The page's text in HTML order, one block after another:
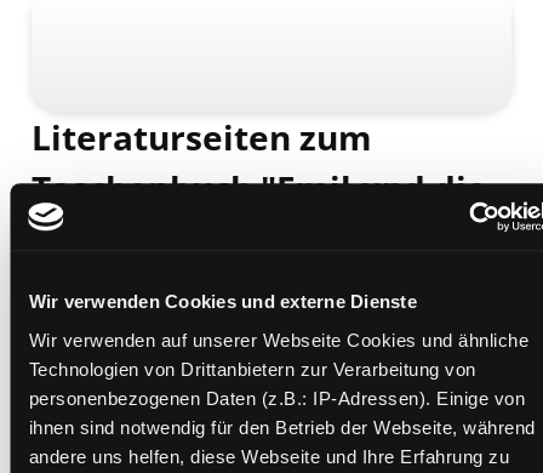
Wir verwenden Cookies und externe Dienste
Wir verwenden auf unserer Webseite Cookies und ähnliche
Technologien von Drittanbietern zur Verarbeitung von
personenbezogenen Daten (z.B.: IP-Adressen). Einige von
ihnen sind notwendig für den Betrieb der Webseite, während
andere uns helfen, diese Webseite und Ihre Erfahrung zu
Literaturseiten zum
Taschenbuch "Emil und die
Detektive"
Verfasser:Quast, Moritz;Kohl, Lynn-Sven
Übergeordnetes Werk:Klassensatz: Emil und die
Detektive
Beschreibung ein-/ausblenden